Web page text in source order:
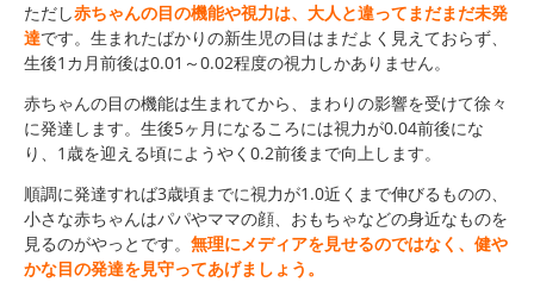
ただし赤ちゃんの目の機能や視力は、大人と違ってまだまだ未発
達です。生まれたばかりの新生児の目はまだよく見えておらず、
生後1カ月前後は0.01～0.02程度の視力しかありません。
赤ちゃんの目の機能は生まれてから、まわりの影響を受けて徐々
に発達します。生後5ヶ月になるころには視力が0.04前後にな
り、1歳を迎える頃にようやく0.2前後まで向上します。
順調に発達すれば3歳頃までに視力が1.0近くまで伸びるものの、
小さな赤ちゃんはパパやママの顔、おもちゃなどの身近なものを
見るのがやっとです。 無理にメディアを見せるのではなく、健や
かな目の発達を見守ってあげましょう。